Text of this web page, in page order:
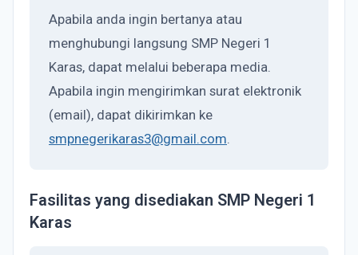
Apabila anda ingin bertanya atau
menghubungi langsung SMP Negeri 1
Karas, dapat melalui beberapa media.
Apabila ingin mengirimkan surat elektronik
(email), dapat dikirimkan ke
smpnegerikaras3@gmail.com.
Fasilitas yang disediakan SMP Negeri 1
Karas